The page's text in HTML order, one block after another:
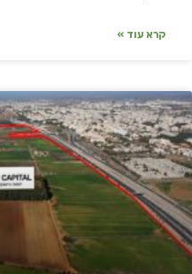
קרא עוד »